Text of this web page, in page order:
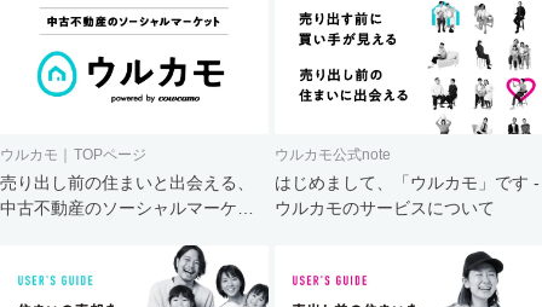
ウルカモ｜TOPページ
売り出し前の住まいと出会える、
中古不動産のソーシャルマーケッ
ウルカモ公式note
はじめまして、「ウルカモ」です -
ウルカモのサービスについて